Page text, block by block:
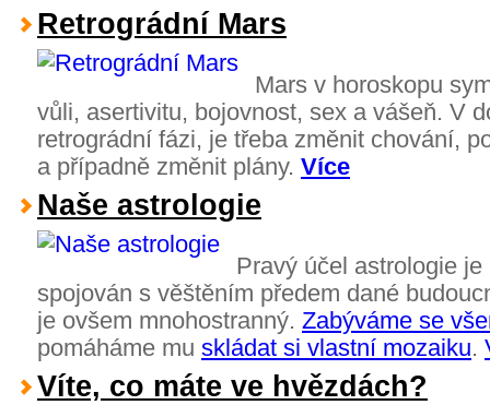
Retrográdní Mars
Mars v horoskopu
vůli, asertivitu, bojovnost, sex a vášeň. V
retrográdní fázi, je třeba změnit chování,
a případně změnit plány. Více
Naše astrologie
Pravý účel astrologie
spojován s věštěním předem dané
je ovšem mnohostranný. Zabýváme se
pomáháme mu skládat si vlastní mozaiku.
Víte, co máte ve hvězdách?